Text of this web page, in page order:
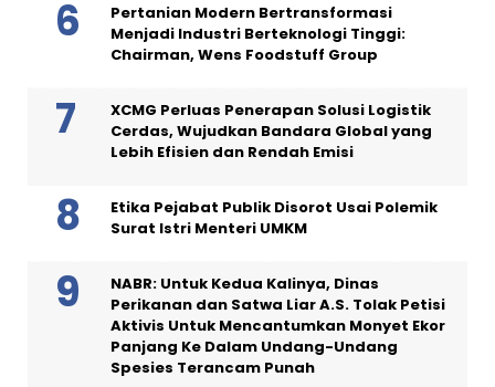
Pertanian Modern Bertransformasi
Menjadi Industri Berteknologi Tinggi:
Chairman, Wens Foodstuff Group
XCMG Perluas Penerapan Solusi Logistik
Cerdas, Wujudkan Bandara Global yang
Lebih Efisien dan Rendah Emisi
Etika Pejabat Publik Disorot Usai Polemik
Surat Istri Menteri UMKM
NABR: Untuk Kedua Kalinya, Dinas
Perikanan dan Satwa Liar A.S. Tolak Petisi
Aktivis Untuk Mencantumkan Monyet Ekor
Panjang Ke Dalam Undang-Undang
Spesies Terancam Punah